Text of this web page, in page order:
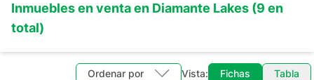
Inmuebles enventaen Diamante Lakes (9 en
total)
Ordenar por Vista: Fichas Tabla